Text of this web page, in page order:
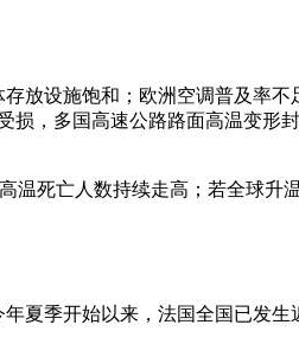
放设施饱和；欧洲空调普及率
，多国高速公路路面高温变形
温死亡人数持续走高；若全球
夏季开始以来，法国全国已发生